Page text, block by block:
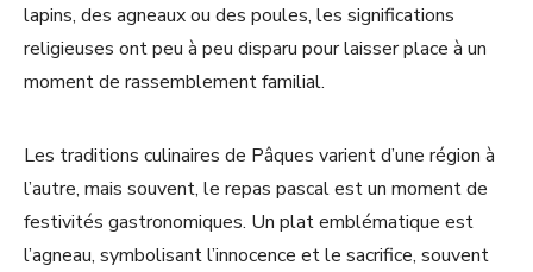
lapins, des agneaux ou des poules, les significations
religieuses ont peu à peu disparu pour laisser place à un
moment de rassemblement familial.
Les traditions culinaires de Pâques varient d’une région à
l’autre, mais souvent, le repas pascal est un moment de
festivités gastronomiques. Un plat emblématique est
l’agneau, symbolisant l’innocence et le sacrifice, souvent